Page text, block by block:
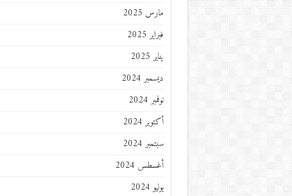
مارس 2025
فبراير 2025
يناير 2025
ديسمبر 2024
نوفمبر 2024
أكتوبر 2024
سبتمبر 2024
أغسطس 2024
يوليو 2024